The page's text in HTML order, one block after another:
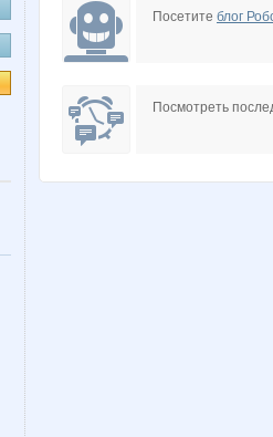
Посетите блог
Посмотреть